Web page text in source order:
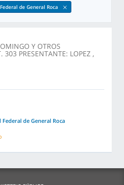
de General Roca
Y OTROS
303 PRESENTANTE: LOPEZ ,
de General Roca